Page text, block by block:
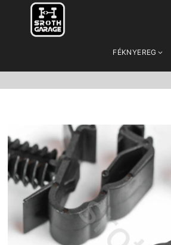
FÉKNYEREG